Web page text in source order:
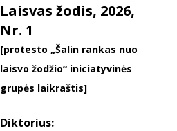
Laisvas žodis, 2026,
Nr. 1
[protesto „Šalin rankas nuo
laisvo žodžio“ iniciatyvinės
grupės laikraštis]
Diktorius: